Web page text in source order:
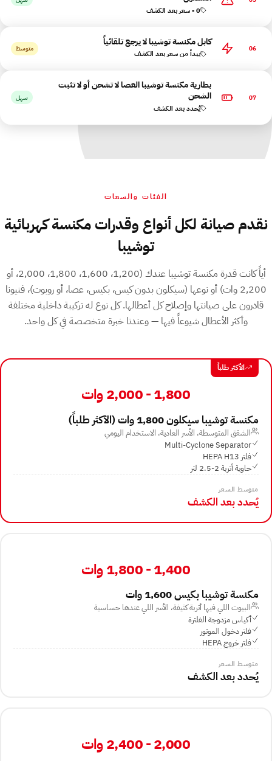
0 - سعر بعد الكشف
06
كابل مكنسة توشيبا لا يرجع تلقائياً
يبدأ من سعر بعد الكشف
متوسط
07
بطارية مكنسة توشيبا العصا لا تشحن أو لا تثبت
الشحن
يُحدد بعد الكشف
سهل
الفئات والسعات
نقدم صيانة لكل أنواع وقدرات مكنسة كهربائية
توشيبا
أياً كانت قدرة مكنسة توشيبا عندك (1,200، 1,600، 1,800، 2,000، أو
2,200 وات) أو نوعها (سيكلون بدون كيس، بكيس، عصا، أو روبوت)، فنيونا
قادرون على صيانتها وإصلاح كل أعطالها. كل نوع له تركيبة داخلية مختلفة
وأكثر الأعطال شيوعاً فيها — وعندنا خبرة متخصصة في كل واحد.
الأكثر طلباً
1,800 - 2,000 وات
مكنسة توشيبا سيكلون 1,800 وات (الأكثر طلباً)
الشقق المتوسطة، الأسر العادية، الاستخدام اليومي
Multi-Cyclone Separator
فلتر HEPA H13
حاوية أتربة 2-2.5 لتر
متوسط السعر
يُحدد بعد الكشف
1,400 - 1,800 وات
مكنسة توشيبا بكيس 1,600 وات
البيوت اللي فيها أتربة كثيفة، الأسر اللي عندها حساسية
أكياس مزدوجة الفلترة
فلتر دخول الموتور
فلتر خروج HEPA
متوسط السعر
يُحدد بعد الكشف
2,000 - 2,400 وات